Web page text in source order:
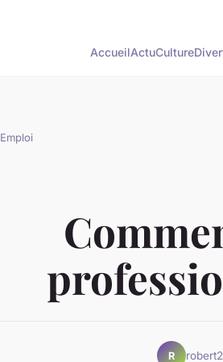
AccueilActuCulture
Emploi
R robert